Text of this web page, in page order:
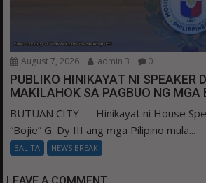
August 7, 2026 admin 3 0
PUBLIKO HINIKAYAT NI SPEAKER
MAKILAHOK SA PAGBUO NG MGA
BUTUAN CITY — Hinikayat ni House
“Bojie” G. Dy III ang mga Pilipino mula...
BALITA NEWS BREAK